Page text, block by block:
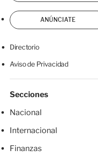
ANÚNCIATE
Directorio
Aviso de Privacidad
Secciones
Nacional
Internacional
Finanzas